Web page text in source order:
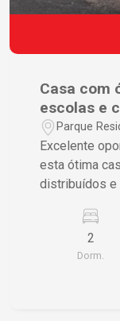
Casa com
escolas e
Parque
Excelente oportunidade!
esta ótima
distribuídos e
social - Área
Imóvel ideal
2
Dorm.